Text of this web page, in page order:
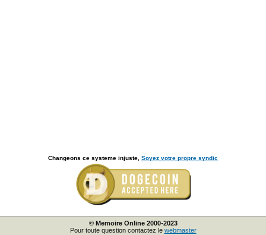
Changeons ce systeme injuste, Soyez votre propre syndic
© Memoire Online 2000-2023
Pour toute question contactez le webmaster